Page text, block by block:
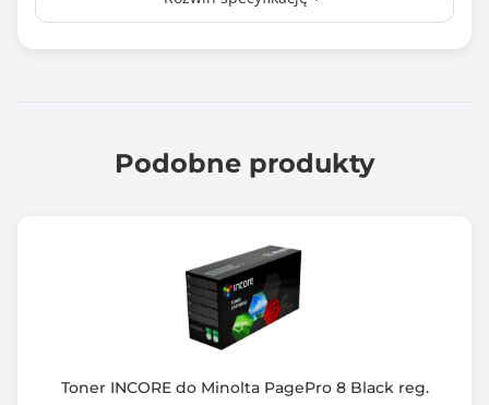
Chip
Konica Minolta bizhub C203/C253
Kompatybilny z modelami
bizhub C203/C253
Podobne produkty
Toner INCORE do Minolta PagePro 8 Black reg.